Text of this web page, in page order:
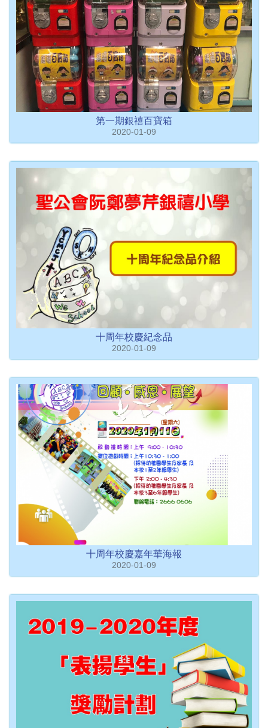
第一期銀禧百寶箱
2020-01-09
十周年校慶紀念品
2020-01-09
十周年校慶嘉年華海報
2020-01-09